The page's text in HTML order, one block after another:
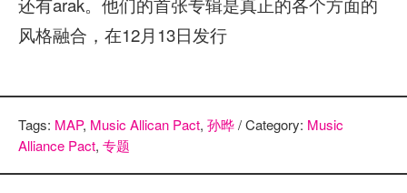
风格融合，在12月13日发行
Tags: MAP, Music Allican Pact, 孙晔/ Category: Music
Alliance Pact, 专题